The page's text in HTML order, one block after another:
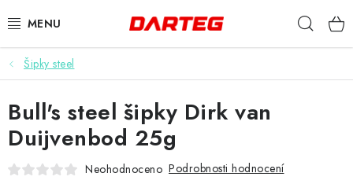
na
ŠIPKY
TERČE
DOPLŇKY K TERČI
Šipky steel
Bull's steel šipky Dirk van
Duijvenbod 25g
Neohodnoceno Podrobnosti hodnocení